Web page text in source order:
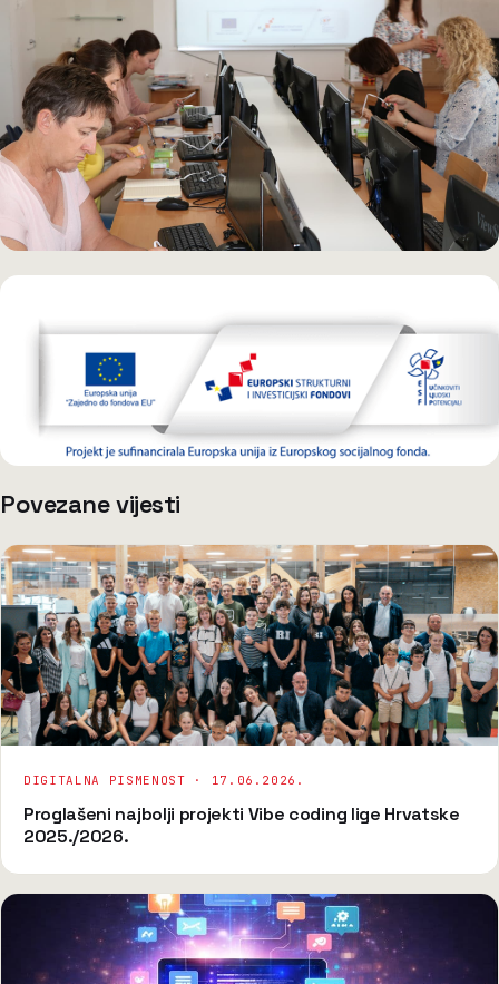
Povezane vijesti
DIGITALNA PISMENOST · 17.06.2026.
Proglašeni najbolji projekti Vibe coding lige Hrvatske
2025./2026.